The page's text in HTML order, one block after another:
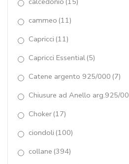
(15)
peridoth (5)
perle coltivate
pezzo unico(9)
Pietre taglio macchina
cammeo (11)
Capricci (11)
Capricci Essential (5)
Catene argento 925/000 (7)
Chiusure ad Anello arg.925/00
Choker (17)
ciondoli (100)
collane (394)